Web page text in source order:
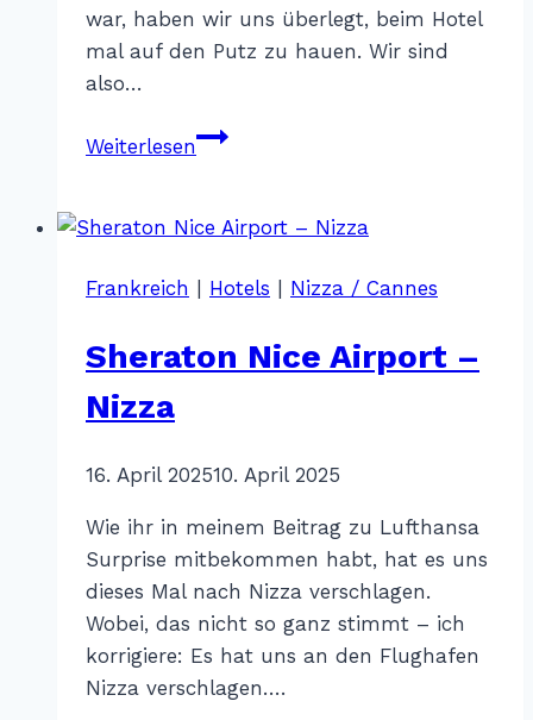
war, haben wir uns überlegt, beim Hotel
mal auf den Putz zu hauen. Wir sind
also…
WeiterlesenHotel
Majestic
Cannes
Frankreich | Hotels | Nizza / Cannes
Sheraton Nice Airport –
Nizza
VonKatharina
16. April 202510. April 2025
Wie ihr in meinem Beitrag zu Lufthansa
Surprise mitbekommen habt, hat es uns
dieses Mal nach Nizza verschlagen.
Wobei, das nicht so ganz stimmt – ich
korrigiere: Es hat uns an den Flughafen
Nizza verschlagen….